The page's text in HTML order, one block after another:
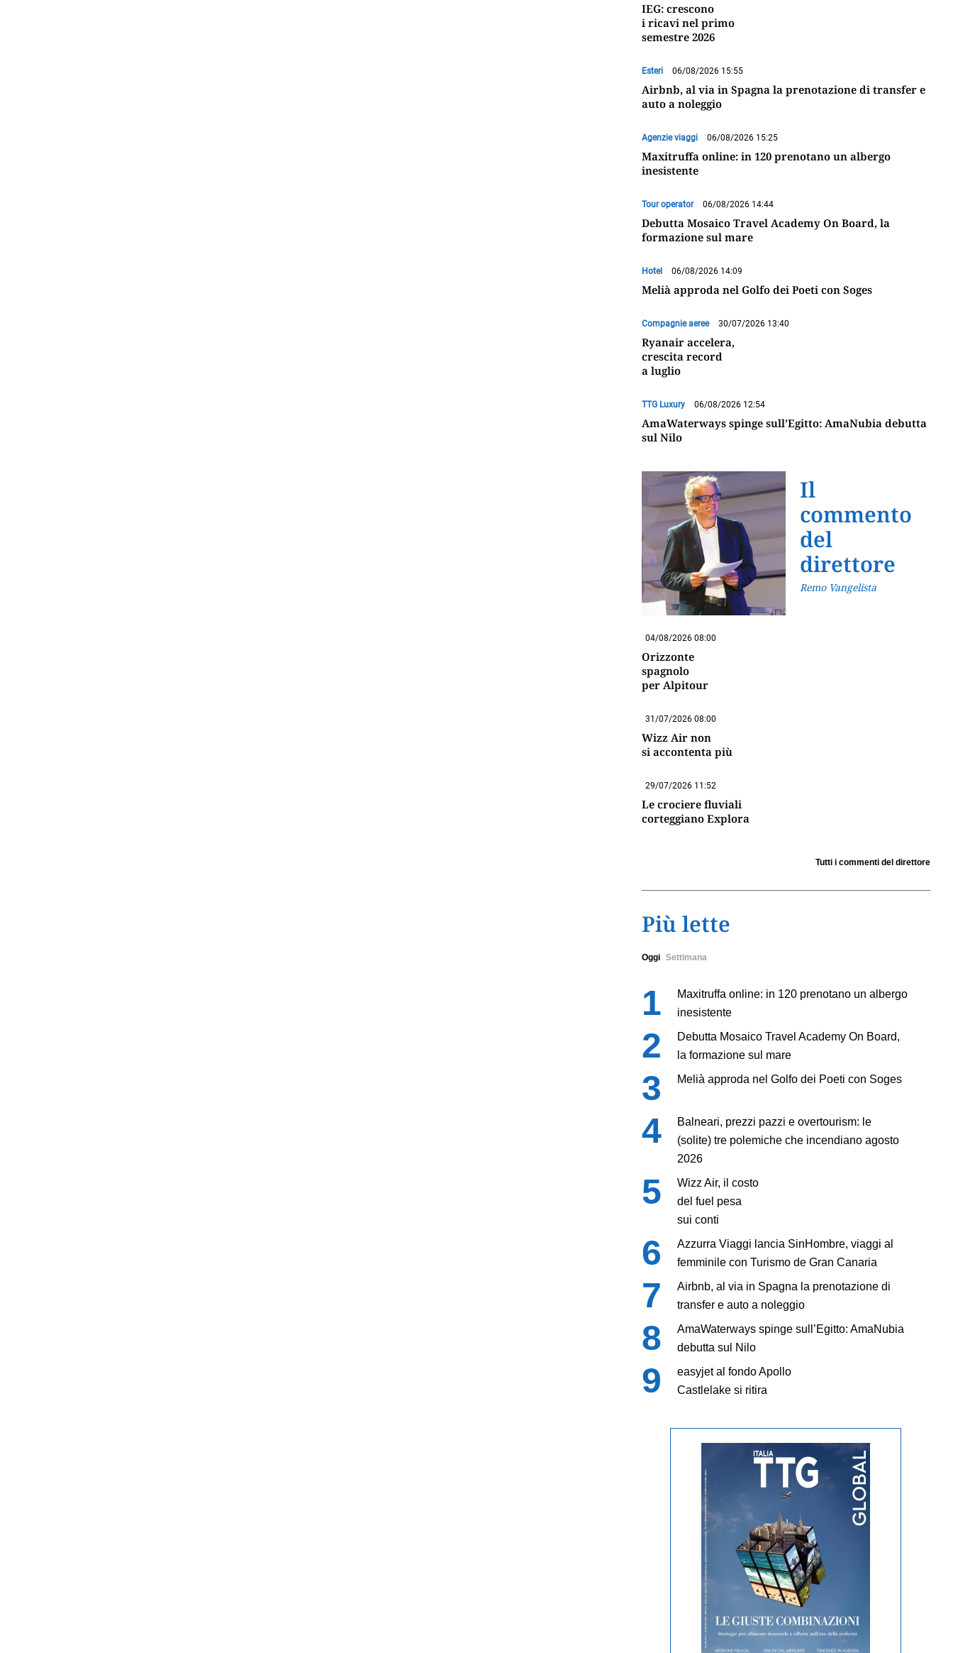
IEG: crescono
i ricavi nel primo
semestre 2026
Esteri 06/08/2026 15:55
Airbnb, al via in Spagna la prenotazione di transfer e
auto a noleggio
Agenzie viaggi 06/08/2026 15:25
Maxitruffa online: in 120 prenotano un albergo
inesistente
Tour operator 06/08/2026 14:44
Debutta Mosaico Travel Academy On Board, la
formazione sul mare
Hotel 06/08/2026 14:09
Melià approda nel Golfo dei Poeti con Soges
Compagnie aeree 30/07/2026 13:40
Ryanair accelera,
crescita record
a luglio
TTG Luxury 06/08/2026 12:54
AmaWaterways spinge sull’Egitto: AmaNubia debutta
sul Nilo
Il
commento
del
direttore
Remo Vangelista
04/08/2026 08:00
Orizzonte
spagnolo
per Alpitour
31/07/2026 08:00
Wizz Air non
si accontenta più
29/07/2026 11:52
Le crociere fluviali
corteggiano Explora
Tutti i commenti del direttore
Più lette
Oggi Settimana
Maxitruffa online: in 120 prenotano un albergo
inesistente
Debutta Mosaico Travel Academy On Board,
la formazione sul mare
Melià approda nel Golfo dei Poeti con Soges
Balneari, prezzi pazzi e overtourism: le
(solite) tre polemiche che incendiano agosto
2026
Wizz Air, il costo
del fuel pesa
sui conti
Azzurra Viaggi lancia SinHombre, viaggi al
femminile con Turismo de Gran Canaria
Airbnb, al via in Spagna la prenotazione di
transfer e auto a noleggio
AmaWaterways spinge sull’Egitto: AmaNubia
debutta sul Nilo
easyjet al fondo Apollo
Castlelake si ritira